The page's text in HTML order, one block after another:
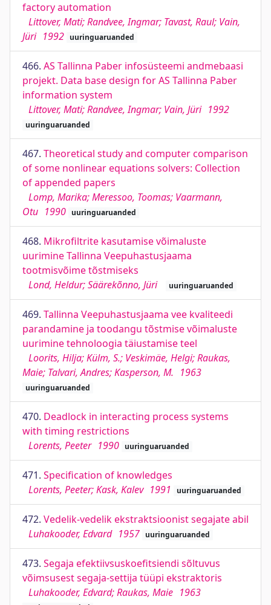
factory automation
Littover, Mati; Randvee, Ingmar; Tavast, Raul; Vain,
Jüri 1992 uuringuaruanded
466. AS Tallinna Paber infosüsteemi andmebaasi
projekt. Data base design for AS Tallinna Paber
information system
Littover, Mati; Randvee, Ingmar; Vain, Jüri 1992
uuringuaruanded
467. Theoretical study and computer comparison
of some nonlinear equations solvers: Collection
of appended papers
Lomp, Marika; Meressoo, Toomas; Vaarmann,
Otu 1990 uuringuaruanded
468. Mikrofiltrite kasutamise võimaluste
uurimine Tallinna Veepuhastusjaama
tootmisvõime tõstmiseks
Lond, Heldur; Säärekõnno, Jüri
uuringuaruanded
469. Tallinna Veepuhastusjaama vee kvaliteedi
parandamine ja toodangu tõstmise võimaluste
uurimine tehnoloogia täiustamise teel
Loorits, Hilja; Külm, S.; Veskimäe, Helgi; Raukas,
Maie; Talvari, Andres; Kasperson, M. 1963
uuringuaruanded
470. Deadlock in interacting process systems
with timing restrictions
Lorents, Peeter 1990 uuringuaruanded
471. Specification of knowledges
Lorents, Peeter; Kask, Kalev 1991 uuringuaruanded
472. Vedelik-vedelik ekstraktsioonist segajate abil
Luhakooder, Edvard 1957 uuringuaruanded
473. Segaja efektiivsuskoefitsiendi sõltuvus
võimsusest segaja-settija tüüpi ekstraktoris
Luhakooder, Edvard; Raukas, Maie 1963